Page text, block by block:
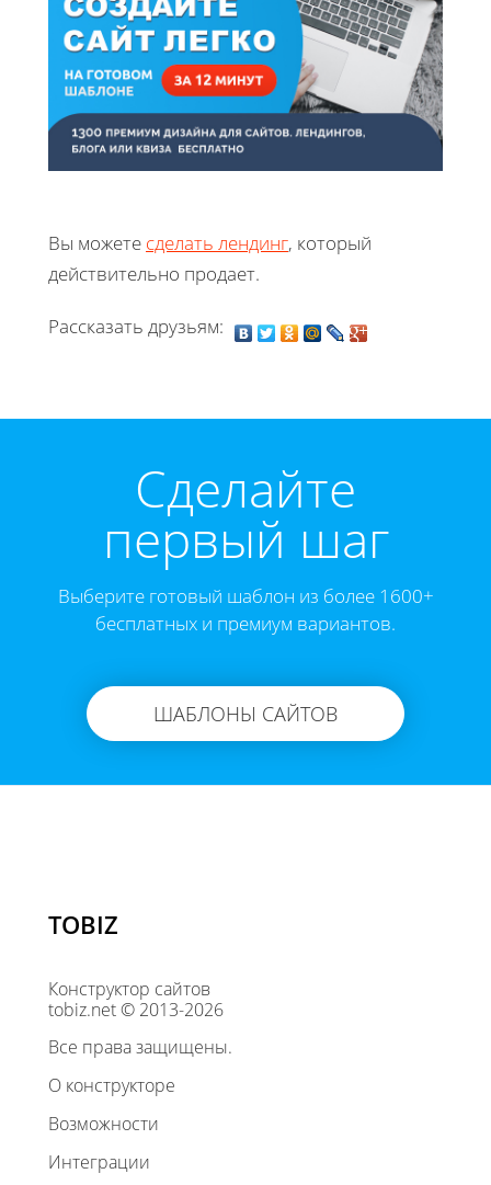
Вы можете сделать лендинг, который
действительно продает.
Рассказать друзьям:
Cделайте
первый шаг
Выберите готовый шаблон из более 1600+
бесплатных и премиум вариантов.
ШАБЛОНЫ САЙТОВ
TOBIZ
Конструктор сайтов
tobiz.net © 2013-2026
Все права защищены.
О конструкторе
Возможности
Интеграции